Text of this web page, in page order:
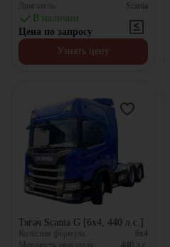
Двигатель:
Scania
В наличии
Цена по запросу
Узнать цену
Тягач Scania G [6x4, 440 л.с.]
Колёсная формула:
6x4
Мощность двигателя:
440 л.с.